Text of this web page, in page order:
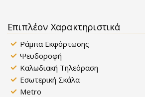
Επιπλέον Χαρακτηριστικά
Ράμπα Εκφόρτωσης
Ψευδοροφή
Καλωδιακή Τηλεόραση
Εσωτερική Σκάλα
Metro